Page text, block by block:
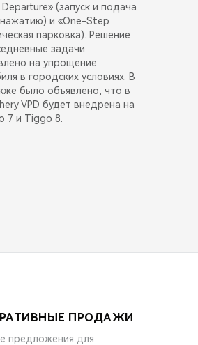
(запуск и подача
и «One-Step
парковка). Решение
задачи
на упрощение
в городских условиях. В
было объявлено, что в
VPD будет внедрена на
7 и Tiggo 8.
ПРОДАЖИ
предложения для